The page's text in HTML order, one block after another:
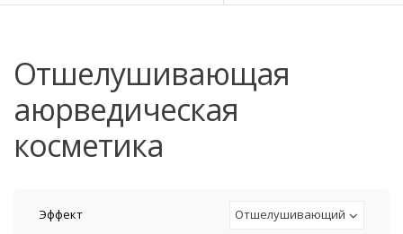
отшелушивающая
аюрведическая
косметика
Эффект Отшелушивающий